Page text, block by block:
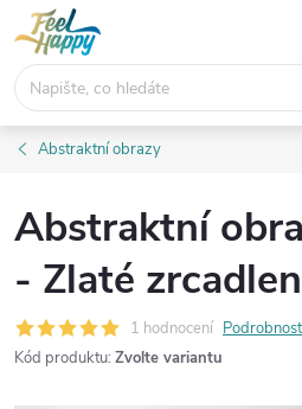
Přejít
na
obsah
Abstraktní obrazy
Abstraktní
- Zlaté
1 hodnocení
Kód produktu: Zvolte variantu